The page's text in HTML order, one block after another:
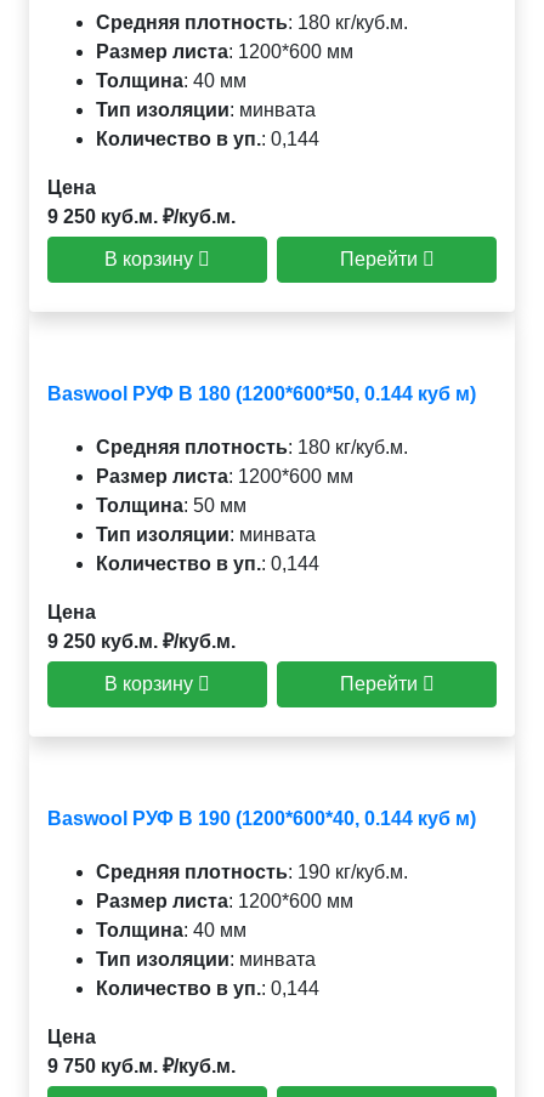
Средняя плотность: 180 кг/куб.м.
Размер листа: 1200*600 мм
Толщина: 40 мм
Тип изоляции: минвата
Количество в уп.: 0,144
Цена
9 250 куб.м. ₽/куб.м.
В корзину Перейти
Baswool РУФ В 180 (1200*600*50, 0.144 куб м)
Средняя плотность: 180 кг/куб.м.
Размер листа: 1200*600 мм
Толщина: 50 мм
Тип изоляции: минвата
Количество в уп.: 0,144
Цена
9 250 куб.м. ₽/куб.м.
В корзину Перейти
Baswool РУФ В 190 (1200*600*40, 0.144 куб м)
Средняя плотность: 190 кг/куб.м.
Размер листа: 1200*600 мм
Толщина: 40 мм
Тип изоляции: минвата
Количество в уп.: 0,144
Цена
9 750 куб.м. ₽/куб.м.